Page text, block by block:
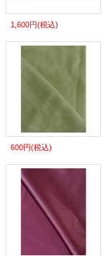
1,600円(税込)
600円(税込)